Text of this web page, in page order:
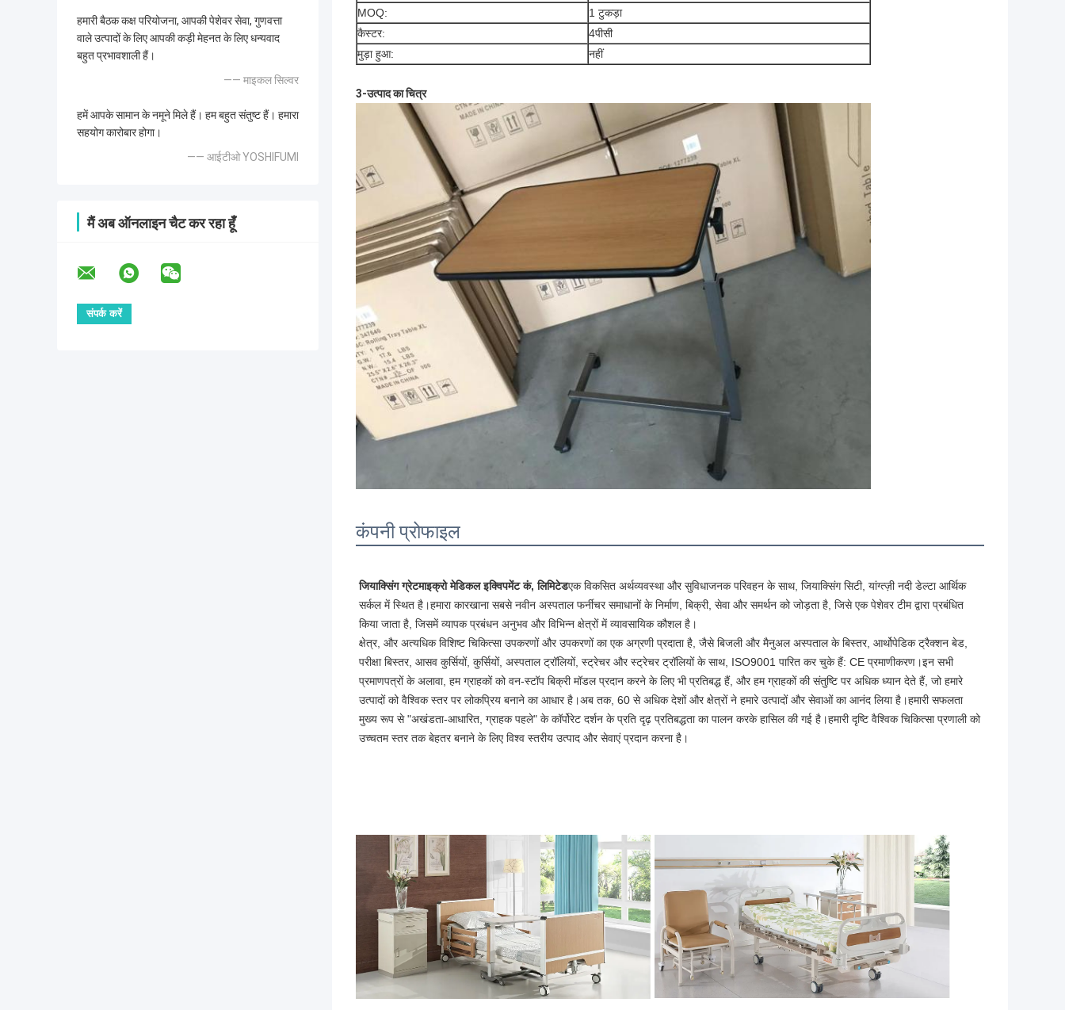
हमारी बैठक कक्ष परियोजना, आपकी पेशेवर सेवा, गुणवत्ता
वाले उत्पादों के लिए आपकी कड़ी मेहनत के लिए धन्यवाद
बहुत प्रभावशाली हैं।
—— माइकल सिल्वर
हमें आपके सामान के नमूने मिले हैं। हम बहुत संतुष्ट हैं। हमारा
सहयोग कारोबार होगा।
—— आईटीओ YOSHIFUMI
मैं अब ऑनलाइन चैट कर रहा हूँ
MOQ:
1 टुकड़ा
कैस्टर:
4पीसी
मुड़ा हुआ:
नहीं
3-उत्पाद का चित्र
कंपनी प्रोफाइल
जियाक्सिंग ग्रेटमाइक्रो मेडिकल इक्विपमेंट कं, लिमिटेडएक विकसित अर्थव्यवस्था और सुविधाजनक परिवहन के साथ, जियाक्सिंग सिटी, यांग्त्ज़ी नदी डेल्टा आर्थिक
सर्कल में स्थित है।हमारा कारखाना सबसे नवीन अस्पताल फर्नीचर समाधानों के निर्माण, बिक्री, सेवा और समर्थन को जोड़ता है, जिसे एक पेशेवर टीम द्वारा प्रबंधित
किया जाता है, जिसमें व्यापक प्रबंधन अनुभव और विभिन्न क्षेत्रों में व्यावसायिक कौशल है।
क्षेत्र, और अत्यधिक विशिष्ट चिकित्सा उपकरणों और उपकरणों का एक अग्रणी प्रदाता है, जैसे बिजली और मैनुअल अस्पताल के बिस्तर, आर्थोपेडिक ट्रैक्शन बेड,
परीक्षा बिस्तर, आसव कुर्सियों, कुर्सियों, अस्पताल ट्रॉलियों, स्ट्रेचर और स्ट्रेचर ट्रॉलियों के साथ, ISO9001 पारित कर चुके हैं: CE प्रमाणीकरण।इन सभी
प्रमाणपत्रों के अलावा, हम ग्राहकों को वन-स्टॉप बिक्री मॉडल प्रदान करने के लिए भी प्रतिबद्ध हैं, और हम ग्राहकों की संतुष्टि पर अधिक ध्यान देते हैं, जो हमारे
उत्पादों को वैश्विक स्तर पर लोकप्रिय बनाने का आधार है।अब तक, 60 से अधिक देशों और क्षेत्रों ने हमारे उत्पादों और सेवाओं का आनंद लिया है।हमारी सफलता
मुख्य रूप से "अखंडता-आधारित, ग्राहक पहले" के कॉर्पोरेट दर्शन के प्रति दृढ़ प्रतिबद्धता का पालन करके हासिल की गई है।हमारी दृष्टि वैश्विक चिकित्सा प्रणाली को
उच्चतम स्तर तक बेहतर बनाने के लिए विश्व स्तरीय उत्पाद और सेवाएं प्रदान करना है।